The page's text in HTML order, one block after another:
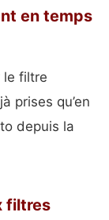
en temps
le filtre
prises qu’en
depuis la
filtres